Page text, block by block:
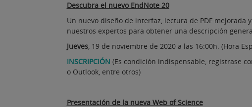
Descubra el nuevo EndNote 20
Un nuevo diseño de interfaz, lectura de PDF
nuestros expertos para obtener una descripción
Jueves, 19 de noviembre de 2020 a las 16:00h. (Hora
INSCRIPCIÓN (Es condición indispensable, registrase
o Outlook, entre otros)
Presentación de la nueva Web of Science